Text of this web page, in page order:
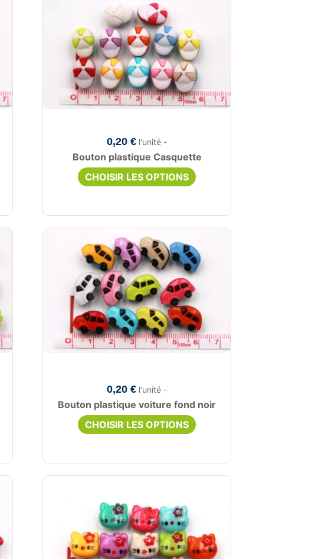
0,20 € l'unité -
Bouton plastique Casquette
CHOISIR LES OPTIONS
0,20 € l'unité -
Bouton plastique voiture fond noir
CHOISIR LES OPTIONS